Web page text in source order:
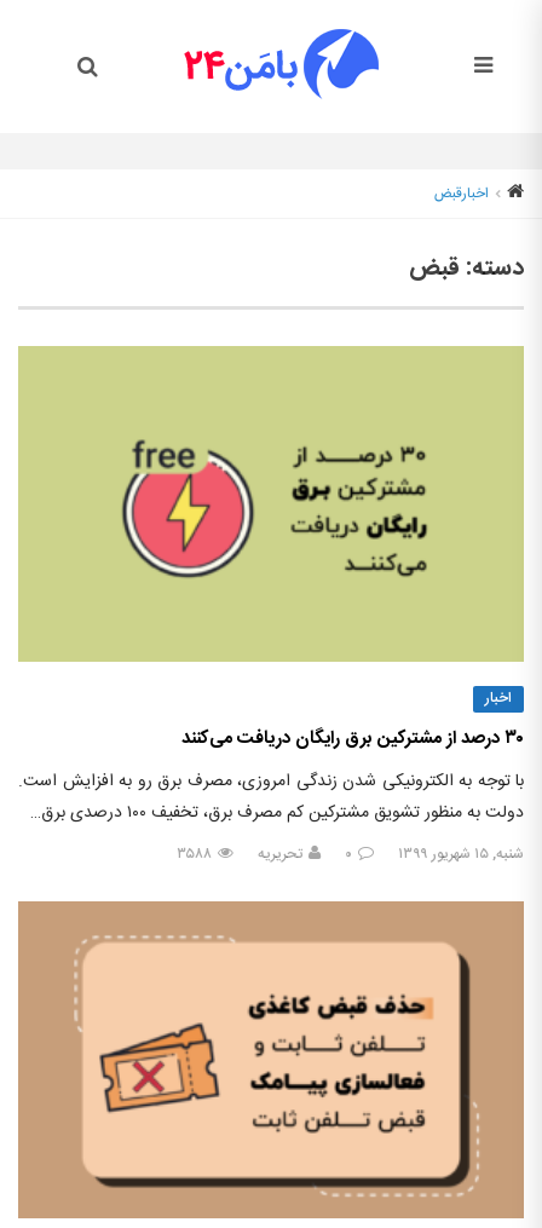
اخبارقبض
دسته: قبض
اخبار
۳۰ درصد از مشترکین برق رایگان دریافت می‌کنند
با توجه به الکترونیکی شدن زندگی امروزی، مصرف برق رو به افزایش است.
دولت به منظور تشویق مشترکین کم مصرف برق، تخفیف ۱۰۰ درصدی برق…
شنبه, ۱۵ شهریور ۱۳۹۹ ۰ تحریریه ۳۵۸۸